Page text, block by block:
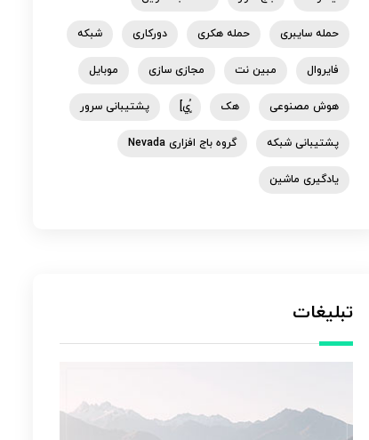
حمله سایبری حمله هکری دورکاری شبکه
فایروال مبین نت مجازی سازی موبایل
هوش مصنوعی هک ٍُي] پشتیبانی سرور
پشتیبانی شبکه گروه باج افزاری Nevada
یادگیری ماشین
تبلیغات